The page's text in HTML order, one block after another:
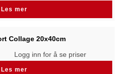
Les mer
Collage 20x40cm
Logg inn for å se priser
Les mer